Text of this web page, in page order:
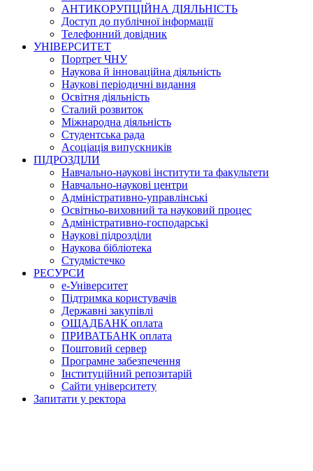
АНТИКОРУПЦІЙНА ДІЯЛЬНІСТЬ
Доступ до публічної інформації
Телефонний довідник
УНІВЕРСИТЕТ
Портрет ЧНУ
Наукова й інноваційна діяльність
Наукові періодичні видання
Освітня діяльність
Сталий розвиток
Міжнародна діяльність
Студентська рада
Асоціація випускників
ПІДРОЗДІЛИ
Навчально-наукові інститути та факультети
Навчально-наукові центри
Адміністративно-управлінські
Освітньо-виховний та науковий процес
Адміністративно-господарські
Наукові підрозділи
Наукова бібліотека
Студмістечко
РЕСУРСИ
е-Університет
Підтримка користувачів
Державні закупівлі
ОЩАДБАНК оплата
ПРИВАТБАНК оплата
Поштовий сервер
Програмне забезпечення
Інституційний репозитарій
Сайти університету
Запитати у ректора